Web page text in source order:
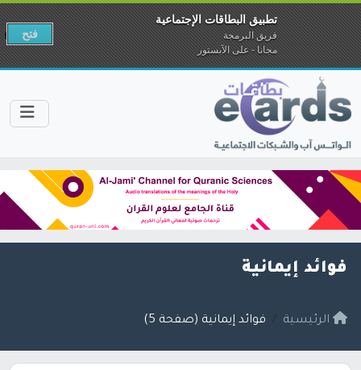
فوائد إيمانية
الرئيسية فوائد إيمانية (صفحة 5)
تطبيق البطاقات الإجتماعية
فريق البرمجة
مجانا - على الآبستور
فتح